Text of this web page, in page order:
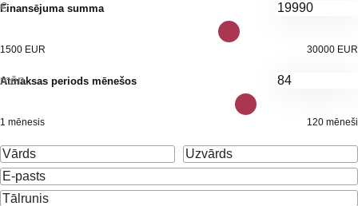
Finansējuma summa
€
1500 EUR 30000 EUR
Atmaksas periods mēnešos
mēn.
1 mēnesis 120 mēneši